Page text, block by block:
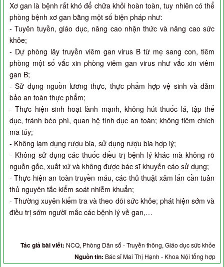
Xơ gan là bệnh rất khó để chữa khỏi hoàn toàn, tuy nhiên có thể
phòng bệnh xơ gan bằng một số biện pháp như:
- Tuyên tuyền, giáo dục, nâng cao nhận thức và nâng cao sức
khỏe;
- Dự phòng lây truyền viêm gan virus B từ mẹ sang con, tiêm
phòng một số vắc xin phòng viêm gan virus như vắc xin viêm
gan B;
- Sử dụng nguồn lương thực, thực phẩm hợp vệ sinh và đảm
bảo an toàn thực phẩm;
- Thực hiện sinh hoạt lành mạnh, không hút thuốc lá, tập thể
dục, tránh béo phì, quan hệ tình dục an toàn; không tiêm chích
ma túy;
- Không lạm dụng rượu bia, sử dụng rượu bia hợp lý;
- Không sử dụng các thuốc điều trị bệnh lý khác mà không rõ
nguồn gốc, xuất xứ và không được bác sĩ khuyến cáo sử dụng;
- Thực hiện an toàn truyền máu, các thủ thuật xâm lấn cần tuân
thủ nguyên tắc kiểm soát nhiễm khuẩn;
- Thường xuyên kiểm tra và theo dõi sức khỏe; phát hiện sớm và
điều trị sớm người mắc các bệnh lý về gan,…
Tác giả bài viết: NCQ, Phòng Dân số - Truyền thông, Giáo dục sức khỏe
Nguồn tin: Bác sĩ Mai Thị Hạnh - Khoa Nội tổng hợp